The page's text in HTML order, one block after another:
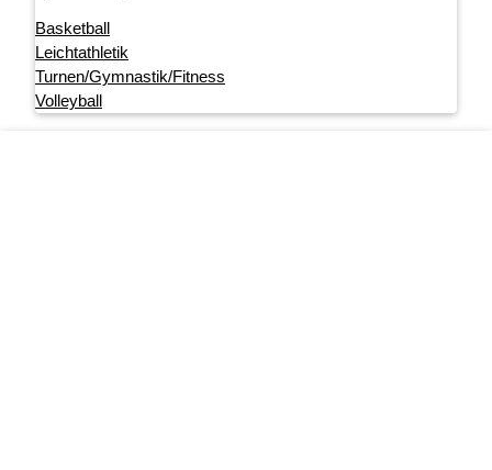
Basketball
Leichtathletik
Turnen/Gymnastik/Fitness
Volleyball